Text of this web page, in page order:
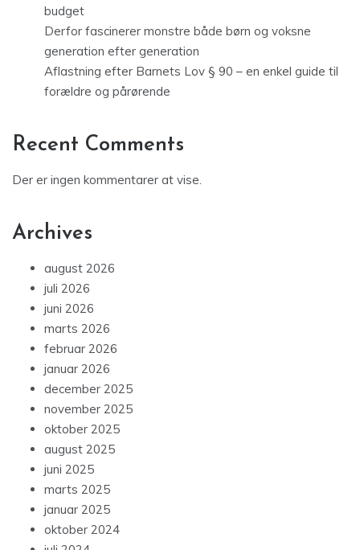
budget
Derfor fascinerer monstre både børn og voksne
generation efter generation
Aflastning efter Barnets Lov § 90 – en enkel guide til
forældre og pårørende
Recent Comments
Der er ingen kommentarer at vise.
Archives
august 2026
juli 2026
juni 2026
marts 2026
februar 2026
januar 2026
december 2025
november 2025
oktober 2025
august 2025
juni 2025
marts 2025
januar 2025
oktober 2024